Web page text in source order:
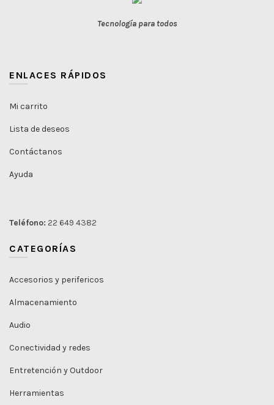
Tecnología para todos
ENLACES RÁPIDOS
Mi carrito
Lista de deseos
Contáctanos
Ayuda
Teléfono: 22 649 4382
CATEGORÍAS
Accesorios y perifericos
Almacenamiento
Audio
Conectividad y redes
Entretención y Outdoor
Herramientas